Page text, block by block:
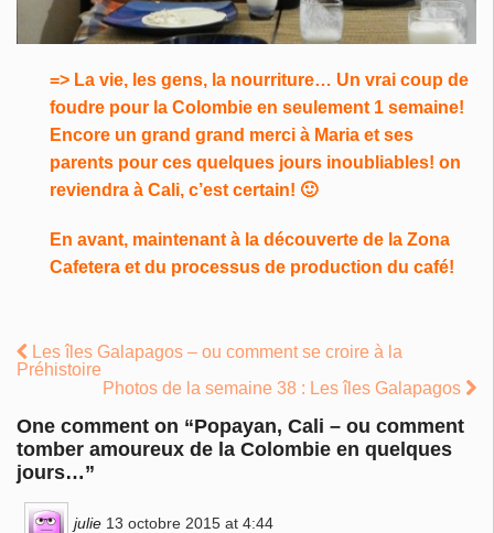
=> La vie, les gens, la nourriture… Un vrai coup de
foudre pour la Colombie en seulement 1 semaine!
Encore un grand grand merci à Maria et ses
parents pour ces quelques jours inoubliables! on
reviendra à Cali, c’est certain! 🙂
En avant, maintenant à la découverte de la Zona
Cafetera et du processus de production du café!
Les îles Galapagos – ou comment se croire à la
Préhistoire
Photos de la semaine 38 : Les îles Galapagos
One comment on “Popayan, Cali – ou comment
tomber amoureux de la Colombie en quelques
jours…”
julie 13 octobre 2015 at 4:44